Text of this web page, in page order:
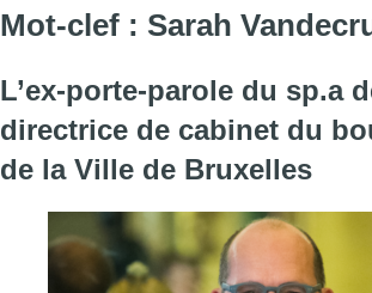
Mot-clef : Sarah
L’ex-porte-parole du sp.a
directrice de cabinet du
de la Ville de Bruxelles